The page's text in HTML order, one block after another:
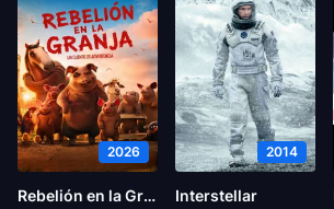
2026
Rebelión en la Granja
2014
Interstellar